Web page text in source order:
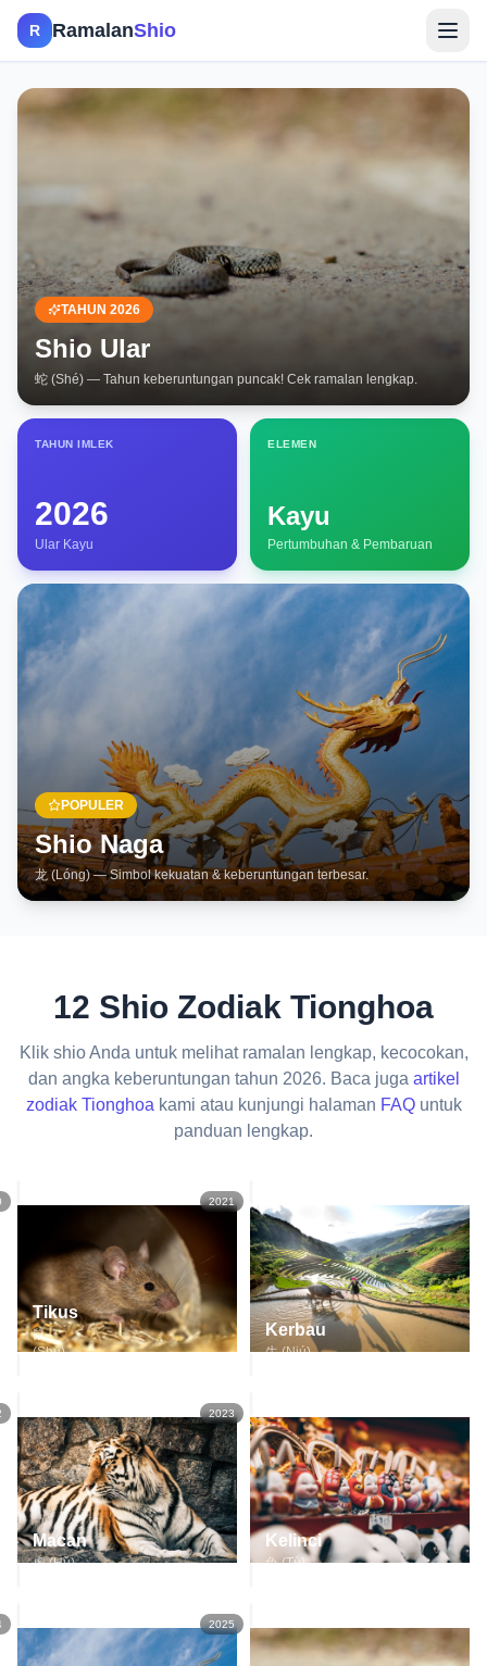
R RamalanShio
TAHUN 2026
Shio Ular
蛇 (Shé) — Tahun keberuntungan puncak! Cek ramalan lengkap.
TAHUN IMLEK
2026
Ular Kayu
ELEMEN
Kayu
Pertumbuhan & Pembaruan
POPULER
ShioNaga
龙 (Lóng)— Simbol kekuatan & keberuntungan terbesar.
12 Shio Zodiak Tionghoa
Klik shio Anda untuk melihat ramalan lengkap, kecocokan,
dan angka keberuntungan tahun 2026. Baca juga artikel
zodiak Tionghoa kami atau kunjungi halaman FAQuntuk
panduan lengkap.
Tikus
鼠
(Shǔ)
Kerbau
牛 (Niú)
2021
Macan
虎 (Hǔ)
Kelinci
兔 (Tù)
2023
2025